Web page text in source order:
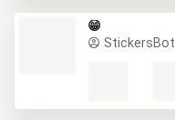
😁
StickersBot